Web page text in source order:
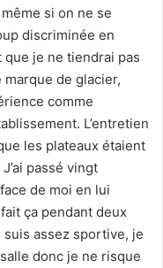
si on ne se
discriminée en
que je ne tiendrai pas
de glacier,
comme
L’entretien
les plateaux étaient
passé vingt
de moi en lui
ça pendant deux
assez sportive, je
donc je ne risque